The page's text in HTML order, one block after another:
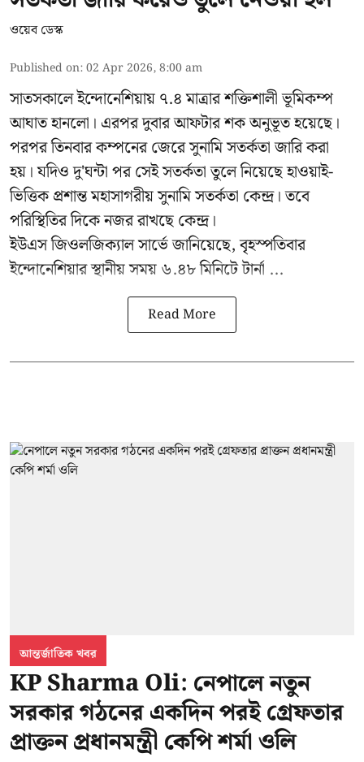
ওয়েব ডেস্ক
Published on:02 Apr 2026, 8:00 am
সাতসকালে ইন্দোনেশিয়ায় ৭.৪ মাত্রার শক্তিশালী ভূমিকম্প
আঘাত হানলো। এরপর দুবার আফটার শক অনুভূত হয়েছে।
পরপর তিনবার কম্পনের জেরে সুনামি সতর্কতা জারি করা
হয়। যদিও দু'ঘন্টা পর সেই সতর্কতা তুলে নিয়েছে হাওয়াই-
ভিত্তিক প্রশান্ত মহাসাগরীয় সুনামি সতর্কতা কেন্দ্র। তবে
পরিস্থিতির দিকে নজর রাখছে কেন্দ্র।
ইউএস জিওলজিক্যাল সার্ভে জানিয়েছে, বৃহস্পতিবার
ইন্দোনেশিয়ার স্থানীয় সময় ৬.৪৮ মিনিটে টার্না ...
Read More
আন্তর্জাতিক খবর
KP Sharma Oli: নেপালে নতুন
সরকার গঠনের একদিন পরই গ্রেফতার
প্রাক্তন প্রধানমন্ত্রী কেপি শর্মা ওলি